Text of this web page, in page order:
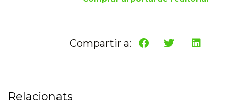
Compartir a:
Relacionats